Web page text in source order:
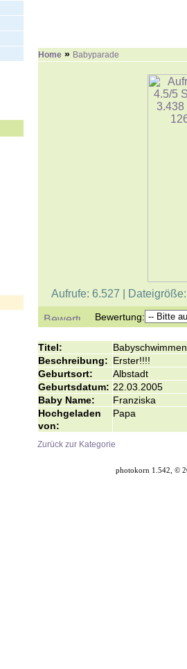
Home » Babyparade
Aufrufe: 6.527 |
Bewertung:
Titel:
Babyschwimmen
Beschreibung: Erster!!!!
Geburtsort:
Albstadt
Geburtsdatum: 22.03.2005
Baby Name:
Franziska
Hochgeladen
von:
Papa
Zurück zur Kategorie
photokorn 1.542, ©